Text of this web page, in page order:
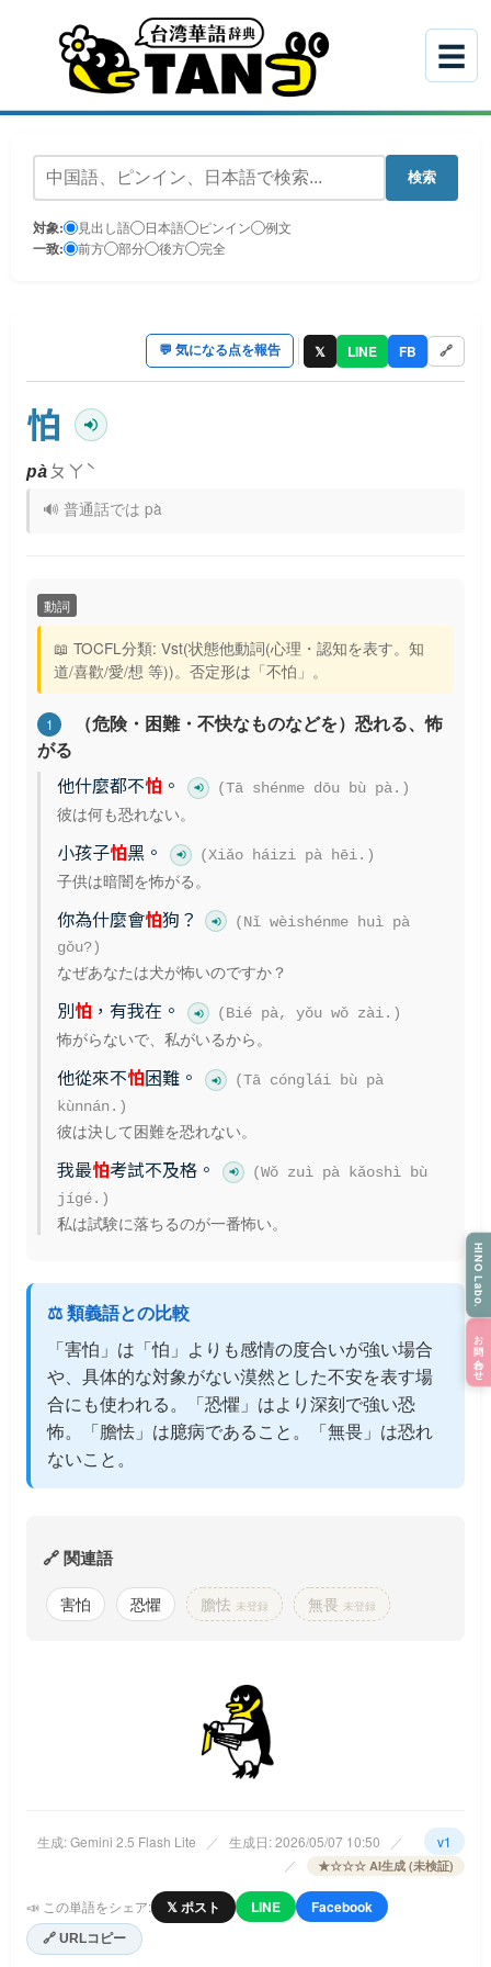
☰
検索
対象: 見出し語 日本語 ピンイン 例文
一致: 前方 部分 後方 完全
💬 気になる点を報告 𝕏 LINE FB 🔗
怕
pà ㄆㄚˋ
🔊 普通話では pà
動詞
📖 TOCFL分類: Vst(状態他動詞(心理・認知を表す。知
道/喜歡/愛/想 等))。否定形は「不怕」。
1
（危険・困難・不快なものなどを）恐れる、怖
がる
他什麼都不怕 。 (Tā shénme dōu bù pà.)
彼は何も恐れない。
小孩子怕黑。 (Xiǎo háizi pà hēi.)
子供は暗闇を怖がる。
你為什麼會怕狗？
(Nǐ wèishénme huì pà
gǒu?)
なぜあなたは犬が怖いのですか？
別怕 ，有我在。 (Bié pà, yǒu wǒ zài.)
怖がらないで、私がいるから。
他從來不怕困難。
(Tā cónglái bù pà
kùnnán.)
彼は決して困難を恐れない。
我最怕考試不及格。
(Wǒ zuì pà kǎoshì bù
jígé.)
私は試験に落ちるのが一番怖い。
⚖️ 類義語との比較
「害怕」は「怕」よりも感情の度合いが強い場合
や、具体的な対象がない漠然とした不安を表す場
合にも使われる。「恐懼」はより深刻で強い恐
怖。「膽怯」は臆病であること。「無畏」は恐れ
ないこと。
🔗 関連語
害怕 恐懼 膽怯 未登録 無畏 未登録
生成: Gemini 2.5 Flash Lite ／ 生成日: 2026/05/07 10:50 ／
v1
／
★☆☆☆ AI生成 (未検証)
📣 この単語をシェア: 𝕏 ポスト LINE Facebook
🔗 URLコピー
HINO Labo.
お問い合わせ